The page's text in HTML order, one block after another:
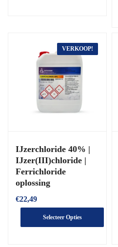
VERKOOP!
IJzerchloride 40% |
IJzer(III)chloride |
Ferrichloride
oplossing
€22,49
Selecteer Opties